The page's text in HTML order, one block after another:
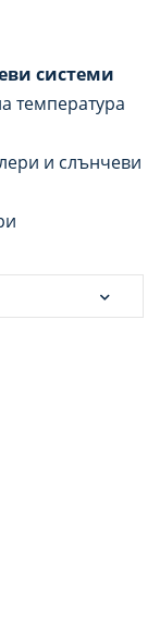
системи
температура
и слънчеви